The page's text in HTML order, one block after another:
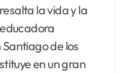
la vida y la
de los
en un gran